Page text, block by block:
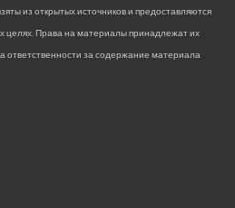
из открытых источников и предоставляются
целях. Права на материалы принадлежат их
ответственности за содержание материала